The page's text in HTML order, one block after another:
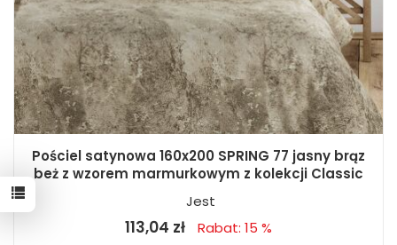
Pościel satynowa 160x200 SPRING 77 jasny brąz
beż z wzorem marmurkowym z kolekcji Classic
Jest
113,04 zł Rabat: 15 %